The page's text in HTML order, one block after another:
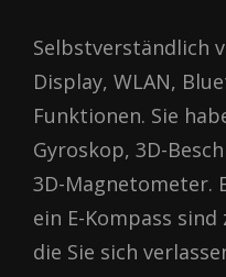
Selbstverständlich
Display, WLAN,
Funktionen. Sie
Gyroskop, 3D-
3D-Magnetometer.
ein E-Kompass
die Sie sich